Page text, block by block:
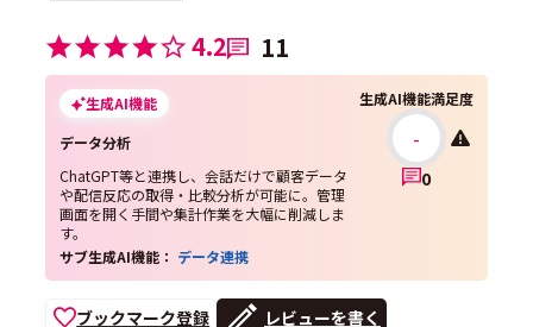
4.2 11
生成AI機能
データ分析
ChatGPT等と連携し、会話だけで顧客データ
や配信反応の取得・比較分析が可能に。管理
画面を開く手間や集計作業を大幅に削減しま
す。
生成AI機能満足度
-
0
サブ生成AI機能： データ連携
ブックマーク登録 レビューを書く